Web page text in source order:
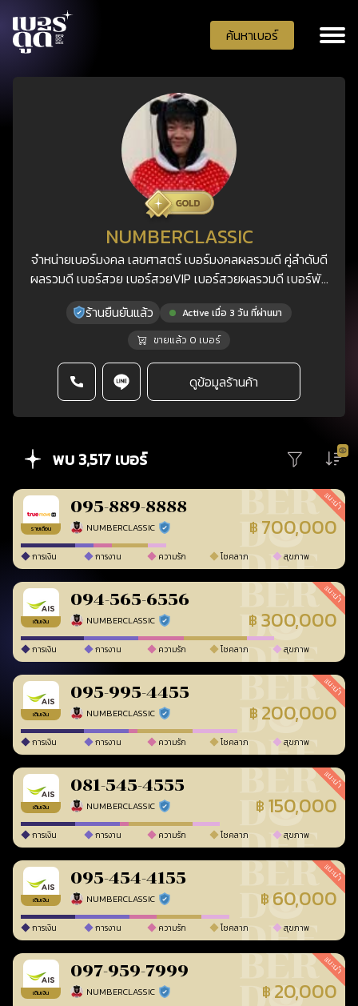
ค้นหาเบอร์
NUMBERCLASSIC
จำหน่ายเบอร์มงคล เลขศาสตร์ เบอร์มงคลผลรวมดี คู่ลำดับดี
ผลรวมดี เบอร์สวย เบอร์สวยVIP เบอร์สวยผลรวมดี เบอร์พัน
ร้านยืนยันแล้ว
Active เมื่อ 3 วัน ที่ผ่านมา
ขายแล้ว 0 เบอร์
ดูข้อมูลร้านค้า
พบ 3,517 เบอร์
แนะนำ
รายเดือน
095-889-8888
NUMBERCLASSIC ร้านยืนยันแล้ว ฿ 700,000
การเงิน การงาน ความรัก โชคลาภ สุขภาพ
แนะนำ
เติมเงิน
094-565-6556
NUMBERCLASSIC ร้านยืนยันแล้ว ฿ 300,000
การเงิน การงาน ความรัก โชคลาภ สุขภาพ
แนะนำ
เติมเงิน
095-995-4455
NUMBERCLASSIC ร้านยืนยันแล้ว ฿ 200,000
การเงิน การงาน ความรัก โชคลาภ สุขภาพ
แนะนำ
เติมเงิน
081-545-4555
NUMBERCLASSIC ร้านยืนยันแล้ว ฿ 150,000
การเงิน การงาน ความรัก โชคลาภ สุขภาพ
แนะนำ
เติมเงิน
095-454-4155
NUMBERCLASSIC ร้านยืนยันแล้ว ฿ 60,000
การเงิน การงาน ความรัก โชคลาภ สุขภาพ
แนะนำ
เติมเงิน
097-959-7999
NUMBERCLASSIC ร้านยืนยันแล้ว ฿ 20,000